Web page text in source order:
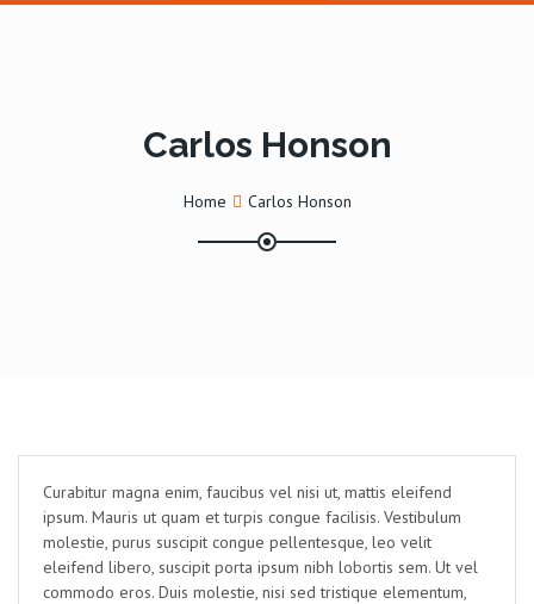
Carlos Honson
Home Carlos Honson
Curabitur magna enim, faucibus vel nisi ut, mattis eleifend
ipsum. Mauris ut quam et turpis congue facilisis. Vestibulum
molestie, purus suscipit congue pellentesque, leo velit
eleifend libero, suscipit porta ipsum nibh lobortis sem. Ut vel
commodo eros. Duis molestie, nisi sed tristique elementum,